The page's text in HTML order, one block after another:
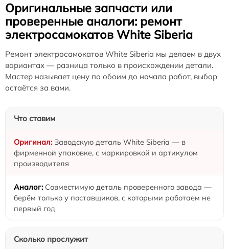
Оригинальные запчасти или
проверенные аналоги: ремонт
электросамокатов White Siberia
Ремонт электросамокатов White Siberia мы делаем в двух
вариантах — разница только в происхождении детали.
Мастер называет цену по обоим до начала работ, выбор
остаётся за вами.
Что ставим
Заводскую деталь White Siberia — в
фирменной упаковке, с маркировкой и артикулом
производителя
Совместимую деталь проверенного завода —
берём только у поставщиков, с которыми работаем не
первый год
Сколько прослужит